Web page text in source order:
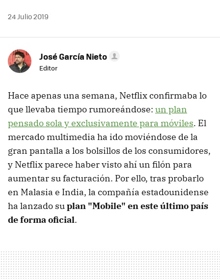
24 Julio 2019
José García Nieto
Editor
Hace apenas una semana, Netflix confirmaba lo
que llevaba tiempo rumoreándose: un plan
pensado sola y exclusivamente para móviles. El
mercado multimedia ha ido moviéndose de la
gran pantalla a los bolsillos de los consumidores,
y Netflix parece haber visto ahí un filón para
aumentar su facturación. Por ello, tras probarlo
en Malasia e India, la compañía estadounidense
ha lanzado suplan "Mobile" en este último país
de forma oficial.